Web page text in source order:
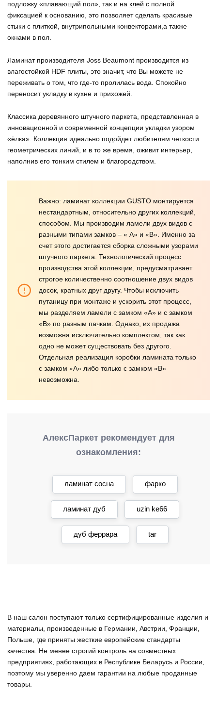
подложку «плавающий пол», так и на клей с полной
фиксацией к основанию, это позволяет сделать красивые
стыки с плиткой, внутрипольными конвекторами,а также
окнами в пол.
Ламинат производителя Joss Beaumont производится из
влагостойкой HDF плиты, это значит, что Вы можете не
переживать о том, что где-то пролилась вода. Спокойно
переносит укладку в кухне и прихожей.
Классика деревянного штучного паркета, представленная в
инновационной и современной концепции укладки узором
«ёлка». Коллекция идеально подойдет любителям четкости
геометрических линий, и в то же время, оживит интерьер,
наполнив его тонким стилем и благородством.
Важно: ламинат коллекции GUSTO монтируется
нестандартным, относительно других коллекций,
способом. Мы производим ламели двух видов с
разными типами замков – « А» и «В». Именно за
счет этого достигается сборка сложными узорами
штучного паркета. Технологический процесс
производства этой коллекции, предусматривает
строгое количественно соотношение двух видов
досок, кратных друг другу. Чтобы исключить
путаницу при монтаже и ускорить этот процесс,
мы разделяем ламели с замком «А» и с замком
«В» по разным пачкам. Однако, их продажа
возможна исключительно комплектом, так как
одно не может существовать без другого.
Отдельная реализация коробки ламината только
с замком «А» либо только с замком «В»
невозможна.
АлексПаркет рекомендует для
ознакомления:
ламинат сосна фарко
ламинат дуб uzin ke66
дуб феррара tar
В наш салон поступают только сертифицированные изделия и
материалы, произведенные в Германии, Австрии, Франции,
Польше, где приняты жесткие европейские стандарты
качества. Не менее строгий контроль на совместных
предприятиях, работающих в Республике Беларусь и России,
поэтому мы уверенно даем гарантии на любые проданные
товары.